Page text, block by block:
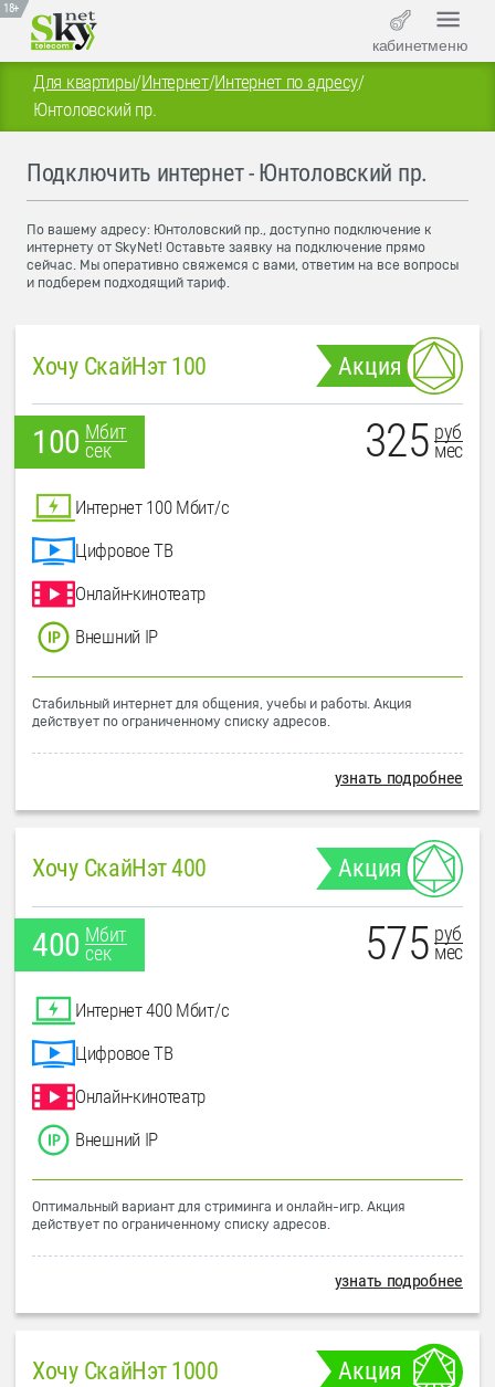
18+
кабинетменю
Для квартиры/Интернет/Интернет по адресу/
Юнтоловский пр.
Подключить интернет - Юнтоловский пр.
По вашему адресу: Юнтоловский пр., доступно подключение к
интернету от SkyNet! Оставьте заявку на подключение прямо
сейчас. Мы оперативно свяжемся с вами, ответим на все вопросы
и подберем подходящий тариф.
Хочу СкайНэт 100 Акция
100 Мбит
сек
325 руб
мес
Интернет 100 Мбит/с
Цифровое ТВ
Онлайн-кинотеатр
Внешний IP
Стабильный интернет для общения, учебы и работы. Акция
действует по ограниченному списку адресов.
узнать подробнее
Хочу СкайНэт 400 Акция
400 Мбит
сек
575 руб
мес
Интернет 400 Мбит/с
Цифровое ТВ
Онлайн-кинотеатр
Внешний IP
Оптимальный вариант для стриминга и онлайн-игр. Акция
действует по ограниченному списку адресов.
узнать подробнее
Хочу СкайНэт 1000 Акция